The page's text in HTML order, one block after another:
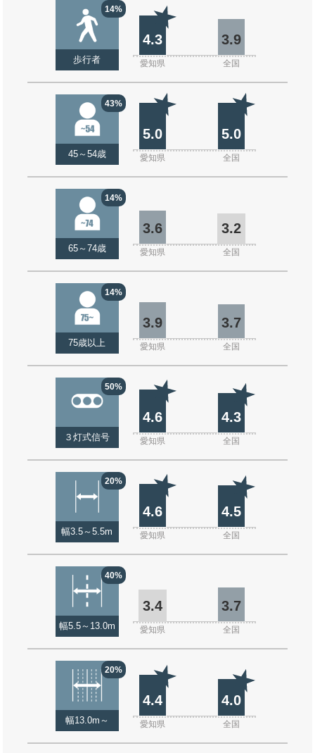
14%
歩行者
4.3 3.9
愛知県 全国
43%
45～54歳
5.0 5.0
愛知県 全国
14%
65～74歳
3.6 3.2
愛知県 全国
14%
75歳以上
3.9 3.7
愛知県 全国
50%
３灯式信号
4.6 4.3
愛知県 全国
20%
幅3.5～5.5m
4.6 4.5
愛知県 全国
40%
幅5.5～13.0m
3.4 3.7
愛知県 全国
20%
幅13.0m～
4.4 4.0
愛知県 全国